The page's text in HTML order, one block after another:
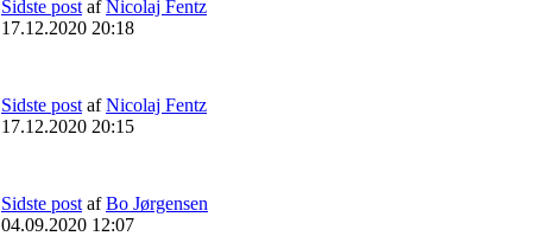
Sidste post afNicolaj Fentz
17.12.2020 20:18
Sidste post afNicolaj Fentz
17.12.2020 20:15
Sidste post afBo Jørgensen
04.09.2020 12:07